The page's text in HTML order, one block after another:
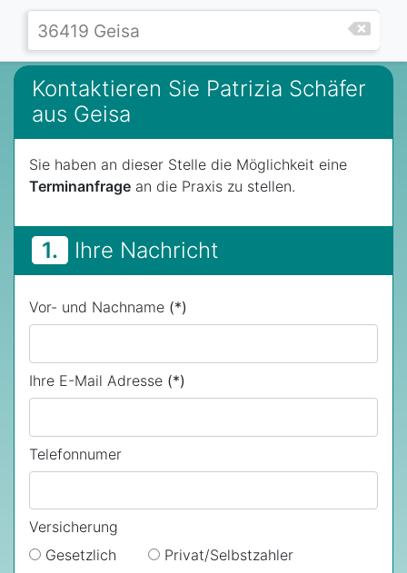
Kontaktieren Sie Patrizia Schäfer
aus Geisa
Sie haben an dieser Stelle die Möglichkeit eine
Terminanfrage an die Praxis zu stellen.
1. Ihre Nachricht
Vor- und Nachname (*)
Ihre E-Mail Adresse (*)
Telefonnumer
Versicherung
Gesetzlich
Privat/Selbstzahler